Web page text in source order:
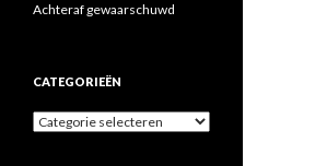
Achteraf gewaarschuwd
CATEGORIEËN
Categorieën